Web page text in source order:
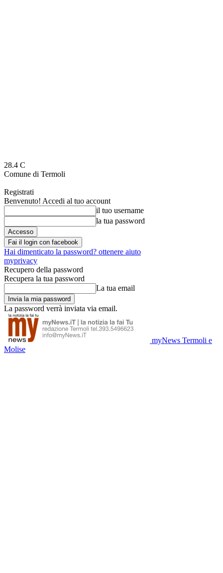
28.4 C
Comune di Termoli
Registrati
Benvenuto! Accedi al tuo account
il tuo username
la tua password
Fai il login con facebook
Hai dimenticato la password? ottenere aiuto
myprivacy
Recupero della password
Recupera la tua password
La tua email
La password verrà inviata via email.
myNews Termoli e
Molise